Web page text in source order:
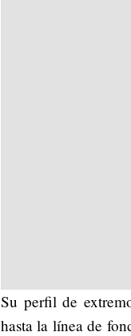
Su perfil de
hasta la línea de